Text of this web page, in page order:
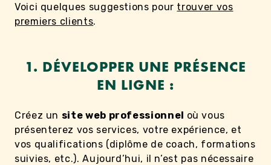
Voici quelques suggestions pour trouver vos
premiers clients.
1. DÉVELOPPER UNE PRÉSENCE
EN LIGNE :
Créez un site web professionnel où vous
présenterez vos services, votre expérience, et
vos qualifications (diplôme de coach, formations
suivies, etc.). Aujourd’hui, il n’est pas nécessaire